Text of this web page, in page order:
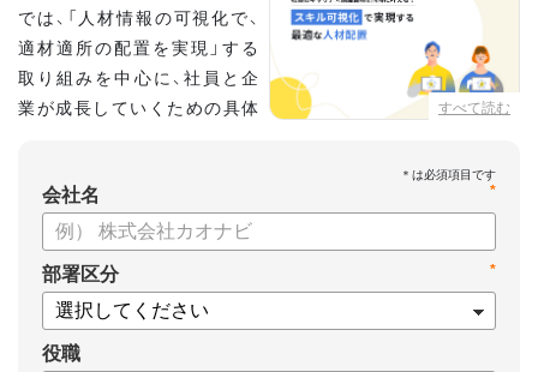
すべて読む
では、「人材情報の可視化で、
適材適所の配置を実現」する
取り組みを中心に、社員と企
業が成長していくための具体
【資料の内容】
・不適切な人員配置の要因と悪影響
・データドリブンな人材配置のメリット
・導入イメージとリーダー育成への応用
*
会社名
*
部署区分
役職